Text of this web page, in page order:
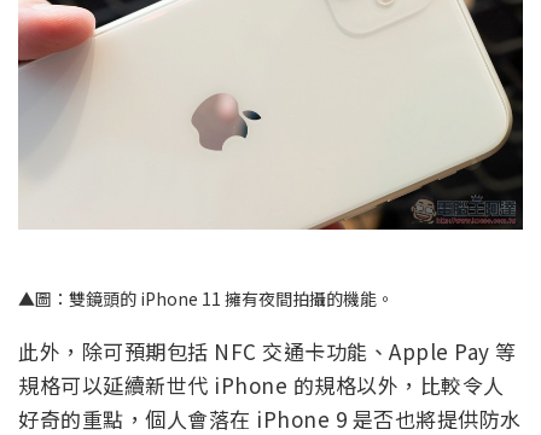
▲圖：雙鏡頭的 iPhone 11 擁有夜間拍攝的機能。
此外，除可預期包括 NFC 交通卡功能、Apple Pay 等
規格可以延續新世代 iPhone 的規格以外，比較令人
好奇的重點，個人會落在 iPhone 9 是否也將提供防水